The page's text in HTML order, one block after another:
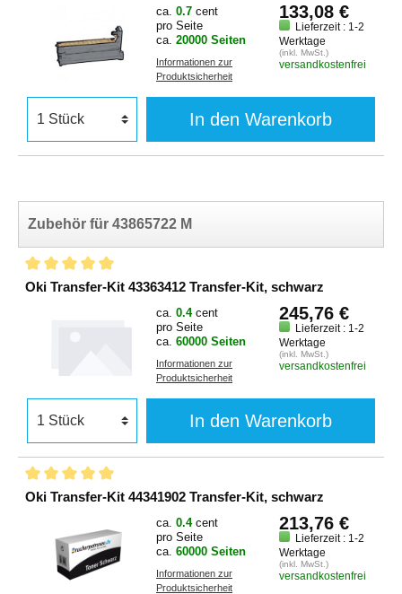
ca. 0.7 cent
pro Seite
ca. 20000 Seiten
Informationen zur
Produktsicherheit
133,08 €
Lieferzeit : 1-2
Werktage
(inkl. MwSt.)
versandkostenfrei
In den Warenkorb
Zubehör für 43865722 M
Oki Transfer-Kit 43363412 Transfer-Kit, schwarz
ca. 0.4 cent
pro Seite
ca. 60000 Seiten
Informationen zur
Produktsicherheit
245,76 €
Lieferzeit : 1-2
Werktage
(inkl. MwSt.)
versandkostenfrei
In den Warenkorb
Oki Transfer-Kit 44341902 Transfer-Kit, schwarz
ca. 0.4 cent
pro Seite
ca. 60000 Seiten
Informationen zur
Produktsicherheit
213,76 €
Lieferzeit : 1-2
Werktage
(inkl. MwSt.)
versandkostenfrei